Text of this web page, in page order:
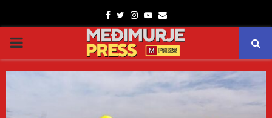
Facebook
TwitterInstagram
Youtube
Email
PRIMARY
MENU